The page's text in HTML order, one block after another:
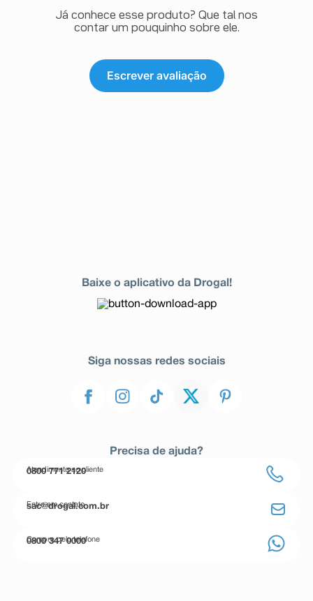
Já conhece esse produto? Que tal nos
contar um pouquinho sobre ele.
Escrever avaliação
Baixe o aplicativo da Drogal!
Siga nossas redes sociais
Precisa de ajuda?
Atendimento ao cliente
0800 771 2120
Entre em contato
sac@drogal.com.br
Compre pelo telefone
0800 347 0000